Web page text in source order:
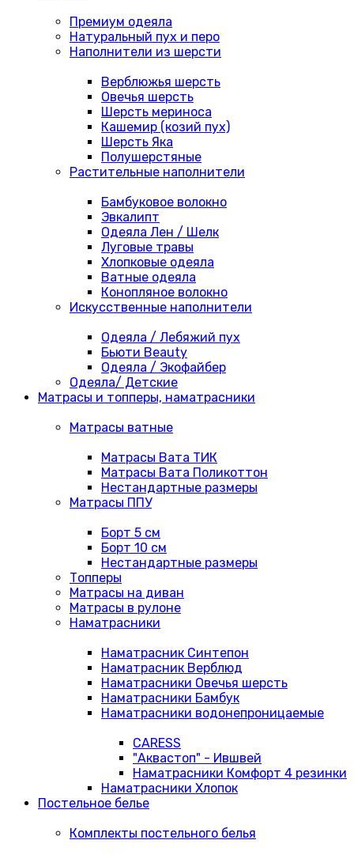
Премиум одеяла
Натуральный пух и перо
Наполнители из шерсти
Верблюжья шерсть
Овечья шерсть
Шерсть мериноса
Кашемир (козий пух)
Шерсть Яка
Полушерстяные
Растительные наполнители
Бамбуковое волокно
Эвкалипт
Одеяла Лен / Шелк
Луговые травы
Хлопковые одеяла
Ватные одеяла
Конопляное волокно
Искусственные наполнители
Одеяла / Лебяжий пух
Бьюти Beauty
Одеяла / Экофайбер
Одеяла/ Детские
Матрасы и топперы, наматрасники
Матрасы ватные
Матрасы Вата ТИК
Матрасы Вата Поликоттон
Нестандартные размеры
Матрасы ППУ
Борт 5 см
Борт 10 см
Нестандартные размеры
Топперы
Матрасы на диван
Матрасы в рулоне
Наматрасники
Наматрасник Синтепон
Наматрасник Верблюд
Наматрасники Овечья шерсть
Наматрасники Бамбук
Наматрасники водонепроницаемые
CARESS
"Аквастоп" - Ившвей
Наматрасники Комфорт 4 резинки
Наматрасники Хлопок
Постельное белье
Комплекты постельного белья